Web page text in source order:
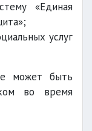
«Единая
услуг
может быть
во время